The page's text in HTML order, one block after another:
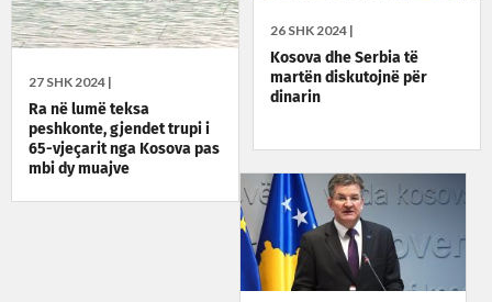
27 SHK 2024 |
Ra në lumë teksa
peshkonte, gjendet trupi i
65-vjeçarit nga Kosova pas
mbi dy muajve
26 SHK 2024 |
Kosova dhe Serbia të
martën diskutojnë për
dinarin